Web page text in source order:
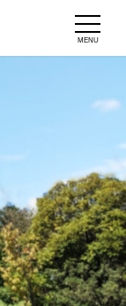
MENU